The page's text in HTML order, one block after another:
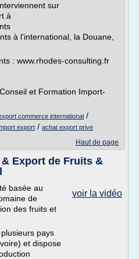
sur
à
à l'international, la Douane,
: www.rhodes-consulting.fr
et Formation Import-
commerce international /
export / achat export prive
Haut de page
& Export de Fruits &
voir la vidéo
basée au
de
des fruits et
pays
et dispose